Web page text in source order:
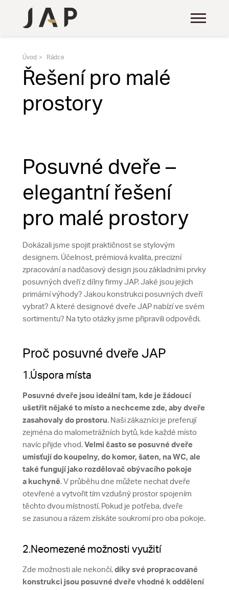
Úvod Rádce
Řešení pro malé
prostory
Posuvné dveře –
elegantní řešení
pro malé prostory
Dokázali jsme spojit praktičnost se stylovým
designem. Účelnost, prémiová kvalita, precizní
zpracování a nadčasový design jsou základními prvky
posuvných dveří z dílny firmy JAP. Jaké jsou jejich
primární výhody? Jakou konstrukci posuvných dveří
vybrat? A které designové dveře JAP nabízí ve svém
sortimentu? Na tyto otázky jsme připravili odpovědi.
Proč posuvné dveře JAP
1.Úspora místa
Posuvné dveře jsou ideální tam, kde je žádoucí
ušetřit nějaké to místo a nechceme zde, aby dveře
zasahovaly do prostoru. Naši zákazníci je preferují
zejména do malometrážních bytů, kde každé místo
navíc přijde vhod. Velmi často se posuvné dveře
umisťují do koupelny, do komor, šaten, na WC, ale
také fungují jako rozdělovač obývacího pokoje
a kuchyně. V průběhu dne můžete nechat dveře
otevřené a vytvořit tím vzdušný prostor spojením
těchto dvou místností. Pokud je potřeba, dveře
se zasunou a rázem získáte soukromí pro oba pokoje.
2.Neomezené možnosti využití
Zde možnosti ale nekončí, díky své propracované
konstrukci jsou posuvné dveře vhodné k oddělení